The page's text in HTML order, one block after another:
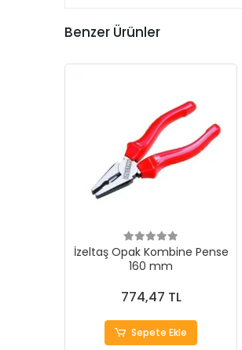
Benzer Ürünler
İzeltaş Opak Kombine Pense
160 mm
774,47 TL
Sepete Ekle